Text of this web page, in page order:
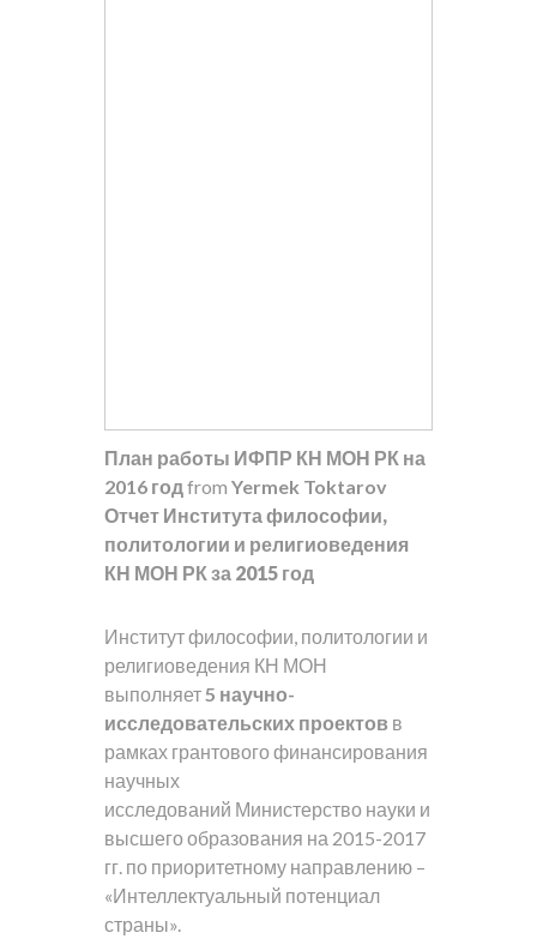
План работы ИФПР КН МОН РК на
2016 годfrom Yermek Toktarov
Отчет Института философии,
политологии и религиоведения
КН МОН РК за 2015 год
Институт философии, политологии и
религиоведения КН МОН
выполняет5 научно-
исследовательских проектов в
рамках грантового финансирования
научных
исследований Министерство науки и
высшего образования на 2015-2017
гг. по приоритетному направлению –
«Интеллектуальный потенциал
страны».